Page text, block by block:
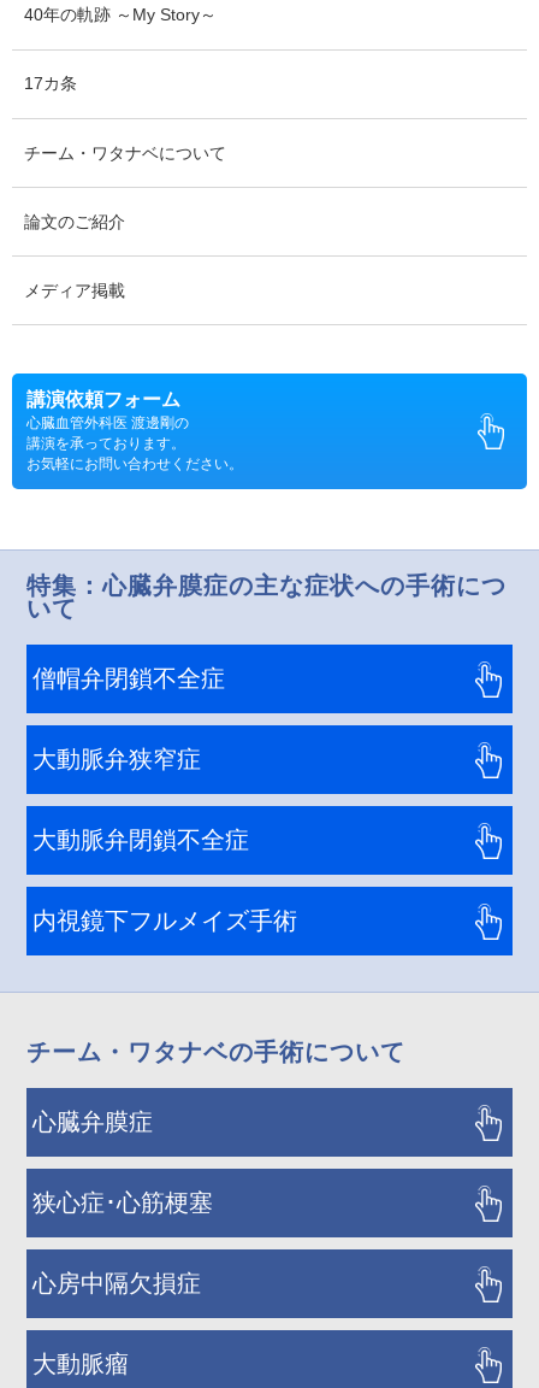
40年の軌跡 ～My Story～
17カ条
チーム・ワタナベについて
論文のご紹介
メディア掲載
講演依頼フォーム
心臓血管外科医 渡邊剛の
講演を承っております。
お気軽にお問い合わせください。
特集：心臓弁膜症の主な症状への手術につ
いて
僧帽弁閉鎖不全症
大動脈弁狭窄症
大動脈弁閉鎖不全症
内視鏡下フルメイズ手術
チーム・ワタナベの手術について
心臓弁膜症
狭心症･心筋梗塞
心房中隔欠損症
大動脈瘤